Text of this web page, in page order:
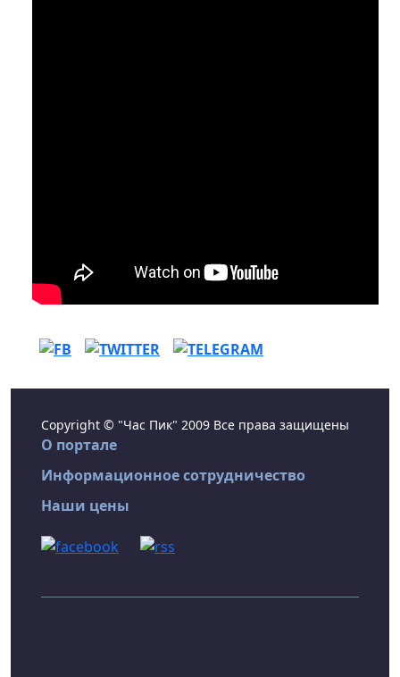
Copyright © "Час Пик" 2009 Все права защищены
О портале
Информационное сотрудничество
Наши цены